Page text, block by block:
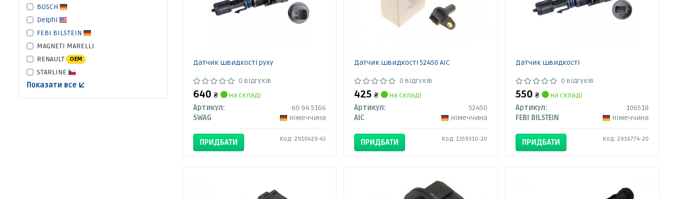
BOSCH
Delphi
FEBI BILSTEIN
MAGNETI MARELLI
RENAULT
OEM
STARLINE
Показати все ↓
Датчик швидкості руху
0 відгуків
640 ₴
на складі
Артикул:
60 94 5166
SWAG
Німеччина
ПРИДБАТИ Код: 2910429-43
Датчик швидкості 52450 AIC
0 відгуків
425₴
на складі
Артикул:
52450
AIC
Німеччина
ПРИДБАТИ Код: 1359310-20
Датчик швидкості
0 відгуків
550₴
на складі
Артикул:
106518
FEBI BILSTEIN
Німеччина
ПРИДБАТИ Код: 2916774-20